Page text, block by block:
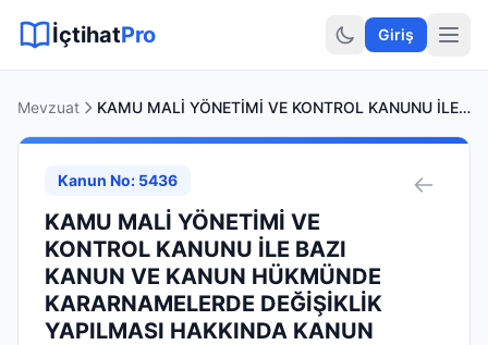
Hukuki Araçlar
İçtihatPro Giriş
Mevzuat KAMU MALİ YÖNETİMİ VE KONTROL KANUNU İLE BAZI KANUN VE KANUN HÜKMÜNDE KARARNAMELERDE DEĞİŞİKLİK YAPILMASI HAKKINDA KANUN
Kanun No: 5436
KAMU MALİ YÖNETİMİ VE
KONTROL KANUNU İLE BAZI
KANUN VE KANUN HÜKMÜNDE
KARARNAMELERDE DEĞİŞİKLİK
YAPILMASI HAKKINDA KANUN